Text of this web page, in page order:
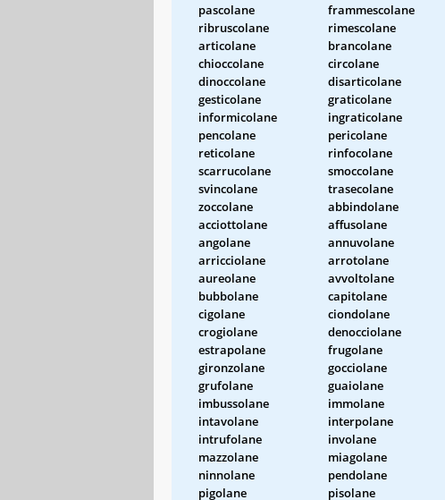
pascolane frammescolane
ribruscolane
rimescolane
articolane
brancolane
chioccolane
circolane
dinoccolane
disarticolane
gesticolane
graticolane
informicolane
ingraticolane
pencolane
pericolane
reticolane
rinfocolane
scarrucolane
smoccolane
svincolane
trasecolane
zoccolane
abbindolane
acciottolane
affusolane
angolane
annuvolane
arricciolane
arrotolane
aureolane
avvoltolane
bubbolane
capitolane
cigolane
ciondolane
crogiolane
denocciolane
estrapolane
frugolane
gironzolane
gocciolane
grufolane
guaiolane
imbussolane
immolane
intavolane
interpolane
intrufolane
involane
mazzolane
miagolane
ninnolane
pendolane
pigolane
pisolane